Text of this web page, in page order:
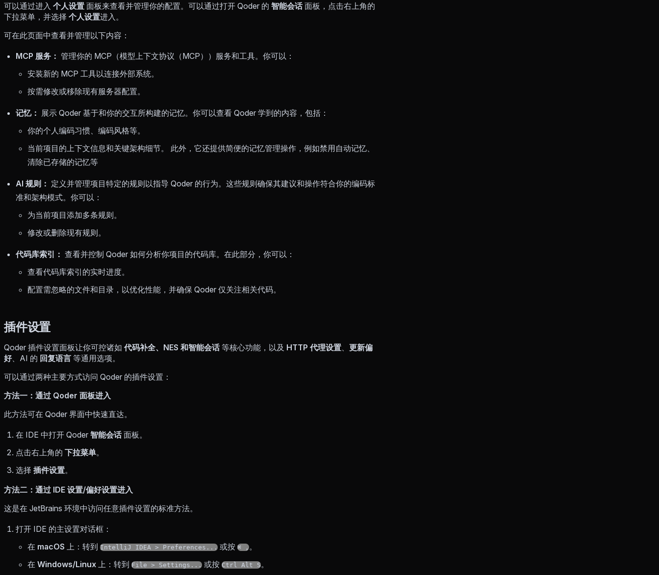
可以通过进入 个人设置 面板来查看并管理你的配置。可以通过打开 Qoder 的 智能会话面板，点击右上角的
下拉菜单，并选择 个人设置进入。
可在此页面中查看并管理以下内容：
MCP 服务： 管理你的 MCP（模型上下文协议（MCP））服务和工具。你可以：
安装新的 MCP 工具以连接外部系统。
按需修改或移除现有服务器配置。
记忆： 展示 Qoder 基于和你的交互所构建的记忆。你可以查看 Qoder 学到的内容，包括：
你的个人编码习惯、编码风格等。
当前项目的上下文信息和关键架构细节。 此外，它还提供简便的记忆管理操作，例如禁用自动记忆、
清除已存储的记忆等
AI 规则： 定义并管理项目特定的规则以指导 Qoder 的行为。这些规则确保其建议和操作符合你的编码标
准和架构模式。你可以：
为当前项目添加多条规则。
修改或删除现有规则。
代码库索引： 查看并控制 Qoder 如何分析你项目的代码库。在此部分，你可以：
查看代码库索引的实时进度。
配置需忽略的文件和目录，以优化性能，并确保 Qoder 仅关注相关代码。
插件设置
Qoder 插件设置面板让你可控诸如 代码补全、NES 和智能会话等核心功能，以及 HTTP 代理设置
更新偏
好、AI 的 回复语言 等通用选项。
可以通过两种主要方式访问 Qoder 的插件设置：
方法一：通过 Qoder 面板进入
此方法可在 Qoder 界面中快速直达。
在 IDE 中打开 Qoder 智能会话面板。
点击右上角的 下拉菜单。
选择 插件设置。
方法二：通过 IDE 设置/偏好设置进入
这是在 JetBrains 环境中访问任意插件设置的标准方法。
打开 IDE 的主设置对话框：
在 macOS 上：转到 IntelliJ IDEA > Preferences... 或按 ⌘ ,。
在 Windows/Linux 上：转到 File > Settings... 或按 Ctrl Alt S。